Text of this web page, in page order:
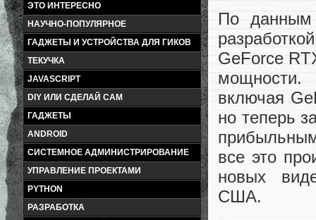
ЭТО ИНТЕРЕСНО
НАУЧНО-ПОПУЛЯРНОЕ
ГАДЖЕТЫ И УСТРОЙСТВА ДЛЯ ГИКОВ
ТЕКУЧКА
JAVASCRIPT
DIY ИЛИ СДЕЛАЙ САМ
ГАДЖЕТЫ
ANDROID
СИСТЕМНОЕ АДМИНИСТРИРОВАНИЕ
УПРАВЛЕНИЕ ПРОЕКТАМИ
PYTHON
РАЗРАБОТКА
По данным
GeForce
мощности.
включая
но теперь
все это
новых
США.